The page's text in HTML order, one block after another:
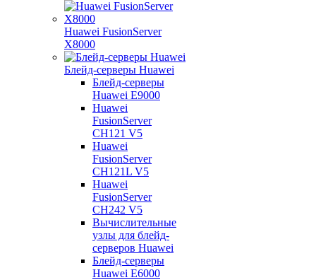
Huawei FusionServer
X8000
Блейд-серверы Huawei
Блейд-серверы
Huawei E9000
Huawei
FusionServer
CH121 V5
Huawei
FusionServer
CH121L V5
Huawei
FusionServer
CH242 V5
Вычислительные
узлы для блейд-
серверов Huawei
Блейд-серверы
Huawei E6000